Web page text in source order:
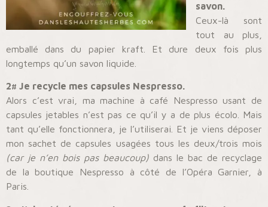
savon.
Ceux-là sont
tout au plus,
emballé dans du papier kraft. Et dure deux fois plus
longtemps qu’un savon liquide.
2# Je recycle mes capsules Nespresso.
Alors c’est vrai, ma machine à café Nespresso usant de
capsules jetables n’est pas ce qu’il y a de plus écolo. Mais
tant qu’elle fonctionnera, je l’utiliserai. Et je viens déposer
mon sachet de capsules usagées tous les deux/trois mois
(car je n’en bois pas beaucoup) dans le bac de recyclage
de la boutique Nespresso à côté de l’Opéra Garnier, à
Paris.